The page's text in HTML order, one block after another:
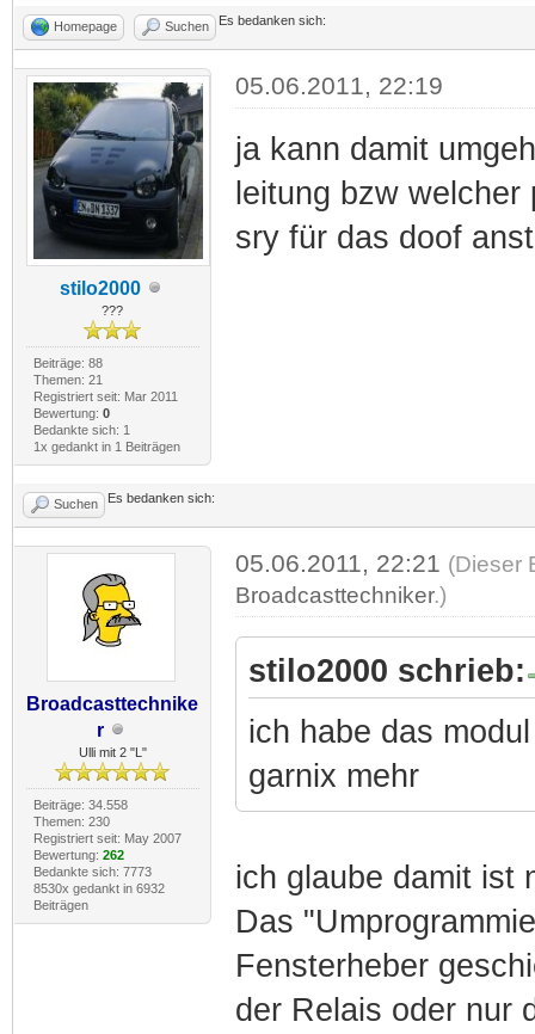
Homepage Suchen Es bedanken sich:
stilo2000
???
Beiträge: 88
Themen: 21
Registriert seit: Mar 2011
Bewertung: 0
Bedankte sich: 1
1x gedankt in 1 Beiträgen
05.06.2011, 22:19
ja kann damit
leitung bzw
sry für das doof
Suchen Es bedanken sich:
Broadcasttechnike
r
Ulli mit 2 "L"
Beiträge: 34.558
Themen: 230
Registriert seit: May 2007
Bewertung: 262
Bedankte sich: 7773
8530x gedankt in 6932
Beiträgen
05.06.2011, 22:21 (Dieser
Broadcasttechniker.)
stilo2000 schrieb:
ich habe das
garnix mehr
ich glaube damit ist
Das
Fensterheber
der Relais oder nur